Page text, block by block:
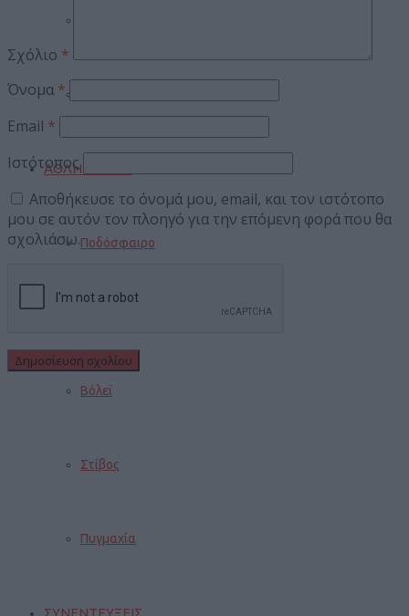
ΑΘΛΗΤΙΣΜΟΣ
Ποδόσφαιρο
Βόλεϊ
Στίβος
Πυγμαχία
ΣΥΝΕΝΤΕΥΞΕΙΣ
Σχόλιο *
Όνομα *
Email *
Ιστότοπος
Αποθήκευσε το όνομά μου, email, και τον ιστότοπο
μου σε αυτόν τον πλοηγό για την επόμενη φορά που θα
σχολιάσω.